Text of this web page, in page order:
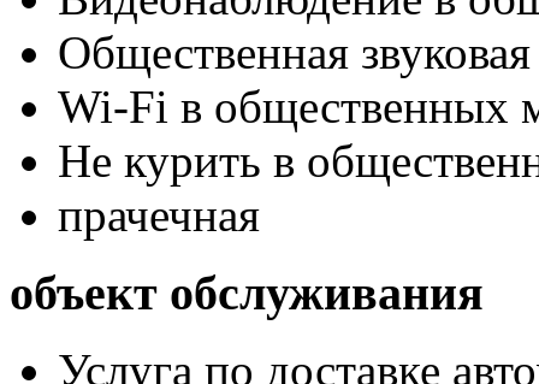
Общественная
Wi-Fi в общественных
Не курить в
прачечная
объект обслуживания
Услуга по доставке